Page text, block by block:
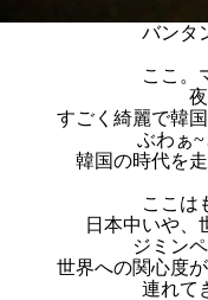
バンタ
ここ。
すごく綺麗で韓
ぶわぁ
韓国の時代を
ここは
日本中いや、
ジミン
世界への関心度
連れて